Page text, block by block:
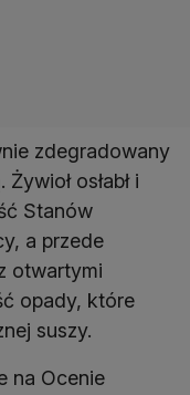
zdegradowany
osłabł i
Stanów
a przede
otwartymi
opady, które
suszy.
na Ocenie